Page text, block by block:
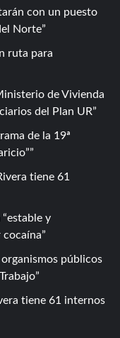
con un puesto
Norte
ruta para
de Vivienda
del Plan UR
de la 19ª
tiene 61
y
cocaína
públicos
tiene 61 internos